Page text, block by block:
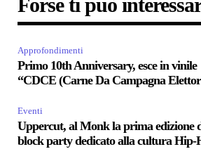
Forse ti può
Approfondimenti
Primo 10th Anniversary, esce in vinile
“CDCE (Carne Da Campagna
Eventi
Uppercut, al Monk la prima edizione
block party dedicato alla cultura Hip-